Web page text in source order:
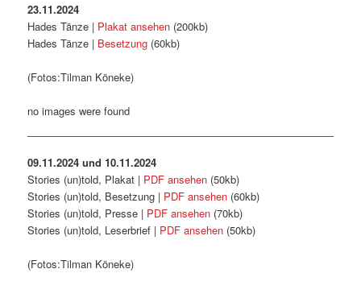
23.11.2024
Hades Tänze | Plakat ansehen (200kb)
Hades Tänze | Besetzung (60kb)
(Fotos:Tilman Köneke)
no images were found
09.11.2024 und 10.11.2024
Stories (un)told, Plakat | PDF ansehen (50kb)
Stories (un)told, Besetzung | PDF ansehen (60kb)
Stories (un)told, Presse | PDF ansehen (70kb)
Stories (un)told, Leserbrief | PDF ansehen (50kb)
(Fotos:Tilman Köneke)